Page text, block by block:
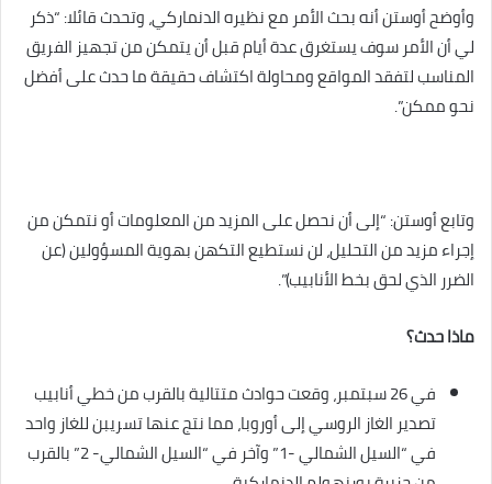
وأوضح أوستن أنه بحث الأمر مع نظيره الدنماركي، وتحدث قائلا: “ذكر
لي أن الأمر سوف يستغرق عدة أيام قبل أن يتمكن من تجهيز الفريق
المناسب لتفقد المواقع ومحاولة اكتشاف حقيقة ما حدث على أفضل
نحو ممكن”.
وتابع أوستن: “إلى أن نحصل على المزيد من المعلومات أو نتمكن من
إجراء مزيد من التحليل، لن نستطيع التكهن بهوية المسؤولين (عن
الضرر الذي لحق بخط الأنابيب)”.
ماذا حدث؟
في 26 سبتمبر، وقعت حوادث متتالية بالقرب من خطي أنابيب
تصدير الغاز الروسي إلى أوروبا، مما نتج عنها تسريبن للغاز واحد
في “السيل الشمالي -1” وآخر في “السيل الشمالي- 2” بالقرب